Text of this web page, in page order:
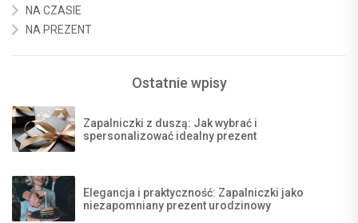
NA CZASIE
NA PREZENT
Ostatnie wpisy
Zapalniczki z duszą: Jak wybrać i
spersonalizować idealny prezent
Elegancja i praktyczność: Zapalniczki jako
niezapomniany prezent urodzinowy